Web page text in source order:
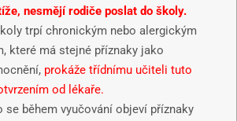
nesmějí rodiče poslat do školy.
trpí chronickým nebo alergickým
které má stejné příznaky jako
prokáže třídnímu učiteli tuto
od lékaře.
se během vyučování objeví příznaky